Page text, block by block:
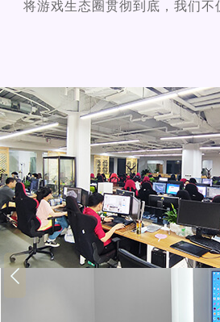
将游戏生态圈贯彻到底，我们